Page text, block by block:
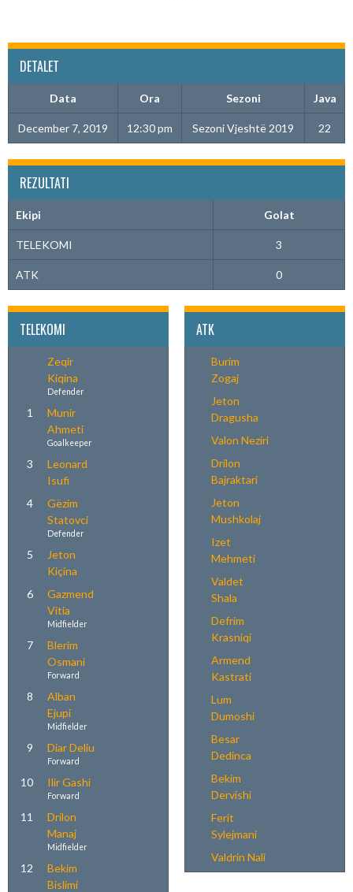
DETALET
Data Ora Sezoni Java
December 7, 2019 12:30 pm Sezoni Vjeshtë 2019 22
REZULTATI
Ekipi Golat
TELEKOMI 3
ATK 0
TELEKOMI
Zeqir
Kiqina
Defender
1
Munir
Ahmeti
Goalkeeper
3
Leonard
Isufi
4
Gëzim
Statovci
Defender
5
Jeton
Kiçina
6
Gazmend
Vitia
Midfielder
7
Blerim
Osmani
Forward
8
Alban
Ejupi
Midfielder
9 Diar Deliu
Forward
10 Ilir Gashi
Forward
11
Drilon
Manaj
Midfielder
12
Bekim
Bislimi
ATK
Burim
Zogaj
Jeton
Dragusha
Valon Neziri
Drilon
Bajraktari
Jeton
Mushkolaj
Izet
Mehmeti
Valdet
Shala
Defrim
Krasniqi
Armend
Kastrati
Lum
Dumoshi
Besar
Dedinca
Bekim
Dervishi
Ferit
Sylejmani
Valdrin Nali